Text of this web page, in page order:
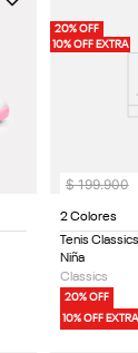
20% OFF
10% OFF EXTRA
2 Colores
Tenis
Niña
Classics
20% OFF
10% OFF EXTRA
$ 199.900